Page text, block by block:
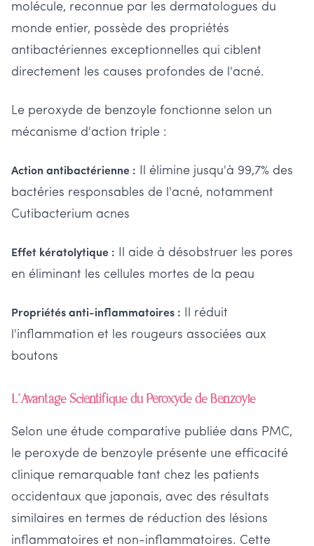
molécule, reconnue par les dermatologues du
monde entier, possède des propriétés
antibactériennes exceptionnelles qui ciblent
directement les causes profondes de l'acné.
Le peroxyde de benzoyle fonctionne selon un
mécanisme d'action triple :
Action antibactérienne : Il élimine jusqu'à 99,7% des
bactéries responsables de l'acné, notamment
Cutibacterium acnes
Effet kératolytique : Il aide à désobstruer les pores
en éliminant les cellules mortes de la peau
Propriétés anti-inflammatoires : Il réduit
l'inflammation et les rougeurs associées aux
boutons
L'Avantage Scientifique du Peroxyde de Benzoyle
Selon une étude comparative publiée dans PMC,
le peroxyde de benzoyle présente une efficacité
clinique remarquable tant chez les patients
occidentaux que japonais, avec des résultats
similaires en termes de réduction des lésions
inflammatoires et non-inflammatoires. Cette